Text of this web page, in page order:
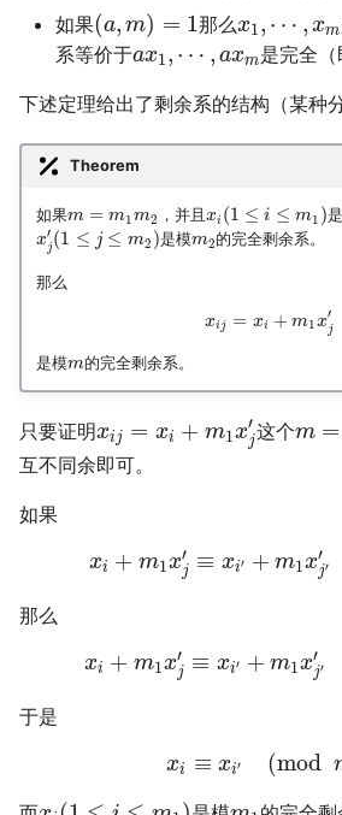
如果(a, m) = 1那么x1, ⋯ , xm
系等价于ax1, ⋯ , axm是完全（
下述定理给出了剩余系的结构（某种
Theorem
如果m = m1 m2 ，并且 xi (1 ≤ i ≤ m1 )
x′
j(1 ≤ j ≤ m2 )是模m2的完全剩余系。
那么
xij = xi + m1x′
j
是模m的完全剩余系。
只要证明xij = xi + m1x′
j这个m =
互不同余即可。
如果
xi + m1x′
j ≡ xi′ + m1x′
j′
那么
xi + m1x′
j ≡ xi′ + m1x′
j′
于是
xi ≡ xi′ (mod